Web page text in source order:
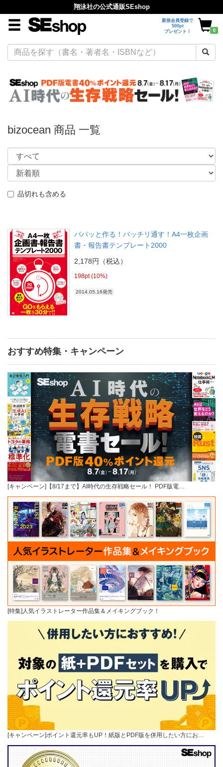
翔泳社の公式通販SEshop
新規会員登録で
500pt
プレゼント！
0
bizocean 商品 一覧
品切れも含める
パパッと作る！バッチリ通す！A4一枚企画
書・報告書テンプレート2000
2,178円（税込）
198pt (10%)
2014.05.16発売
おすすめ特集・キャンペーン
[キャンペーン]【8/17まで】AI時代の生存戦略セール！ PDF版電…
[特集]人気イラストレーター作品集＆メイキングブック！
[キャンペーン]ポイント還元率もUP！紙版とPDF版を併用したい方にお…